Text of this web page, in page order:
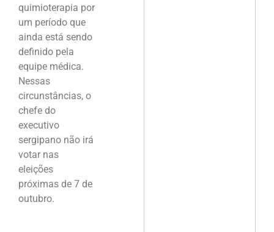
quimioterapia por
um período que
ainda está sendo
definido pela
equipe médica.
Nessas
circunstâncias, o
chefe do
executivo
sergipano não irá
votar nas
eleições
próximas de 7 de
outubro.